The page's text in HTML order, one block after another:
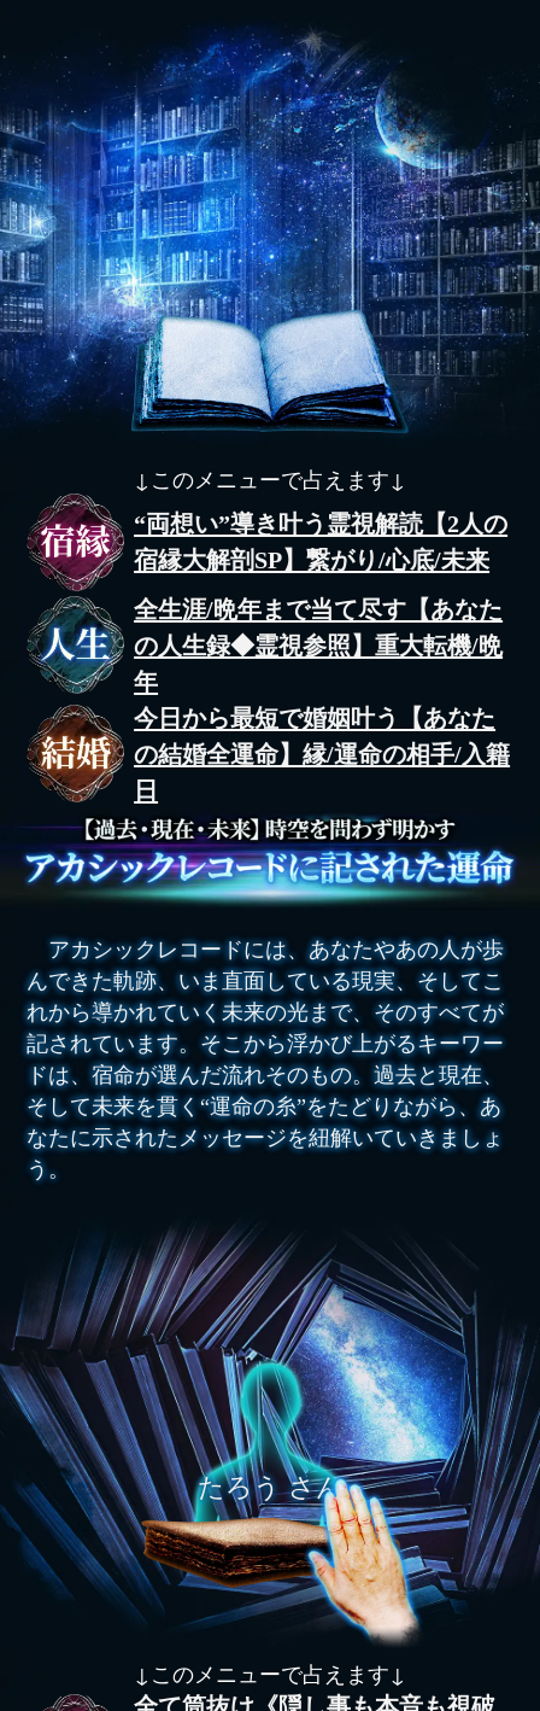
↓このメニューで占えます↓
“両想い”導き叶う霊視解読【2人の
宿縁大解剖SP】繋がり/心底/未来
全生涯/晩年まで当て尽す【あなた
の人生録◆霊視参照】重大転機/晩
年
今日から最短で婚姻叶う【あなた
の結婚全運命】縁/運命の相手/入籍
日
アカシックレコードには、あなたやあの人が歩
んできた軌跡、いま直面している現実、そしてこ
れから導かれていく未来の光まで、そのすべてが
記されています。そこから浮かび上がるキーワー
ドは、宿命が選んだ流れそのもの。過去と現在、
そして未来を貫く“運命の糸”をたどりながら、あ
なたに示されたメッセージを紐解いていきましょ
う。
たろう さん
↓このメニューで占えます↓